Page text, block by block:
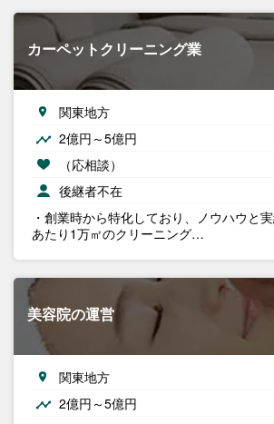
カーペットクリーニング業
関東地方
2億円～5億円
（応相談）
後継者不在
・創業時から特化しており、ノウハウと
あたり1万㎡のクリーニング…
美容院の運営
関東地方
2億円～5億円